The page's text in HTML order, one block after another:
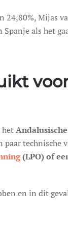
24,80%, Mijas
als het
hetAndalusische
technische
(LPO) of
en in dit